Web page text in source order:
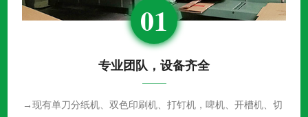
01
专业团队，设备齐全
→现有单刀分纸机、双色印刷机、打钉机，啤机、开槽机、切